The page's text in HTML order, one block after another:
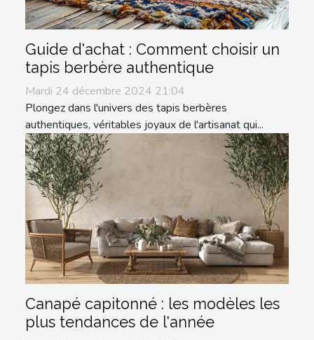
Guide d'achat : Comment choisir un
tapis berbère authentique
Mardi 24 décembre 2024 21:04
Plongez dans l'univers des tapis berbères
authentiques, véritables joyaux de l'artisanat qui...
Canapé capitonné : les modèles les
plus tendances de l'année